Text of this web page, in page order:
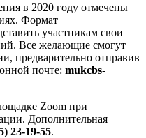
в 2020 году отмечены
Формат
участникам свои
Все желающие смогут
предварительно отправив
почте: mukcbs-
Zoom при
Дополнительная
23-19-55.